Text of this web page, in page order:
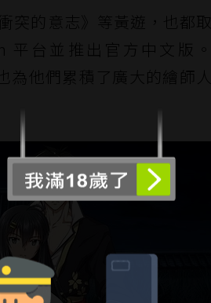
突的意志》等黃遊，也都取
台並推出官方中文版。
為他們累積了廣大的繪師人